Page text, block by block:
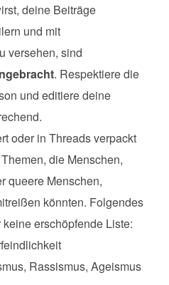
deine Beiträge
und mit
versehen, sind
. Respektiere die
und editiere deine
oder in Threads verpackt
die Menschen,
queere Menschen,
könnten. Folgendes
erschöpfende Liste:
Rassismus, Ageismus